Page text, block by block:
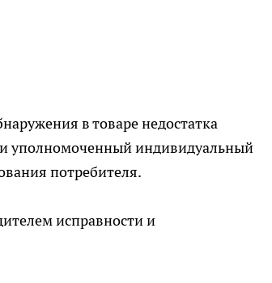
в товаре недостатка
уполномоченный индивидуальный
потребителя.
исправности и